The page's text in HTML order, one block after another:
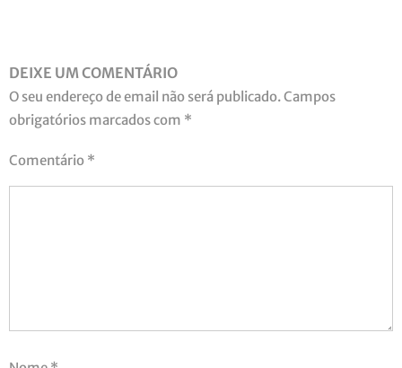
DEIXE UM COMENTÁRIO
O seu endereço de email não será publicado.Campos
obrigatórios marcados com *
Comentário *